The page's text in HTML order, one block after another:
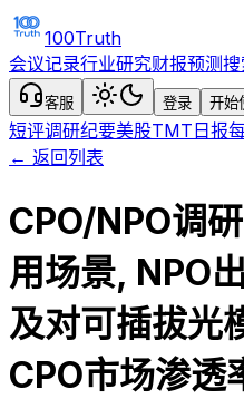
100Truth
会议记录行业研究财报预测搜
客服 登录 开始
短评调研纪要美股TMT日报
← 返回列表
CPO/NPO调
用场景, NPO
及对可插拔光
CPO市场渗透